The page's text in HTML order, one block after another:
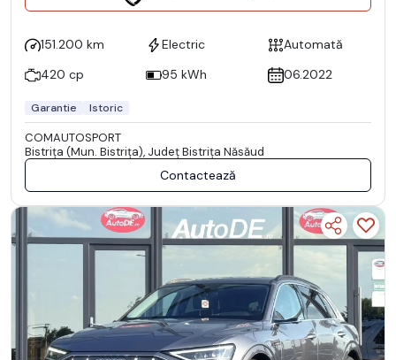
151.200 km Electric
Automată
420 cp
95 kWh 06.2022
Garantie Istoric
COMAUTOSPORT
Bistriţa (Mun. Bistriţa), Județ Bistriţa Năsăud
Contactează